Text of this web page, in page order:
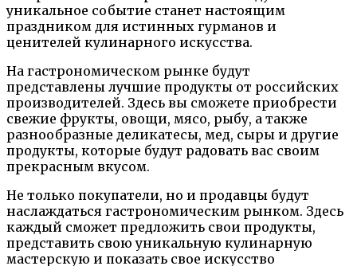
уникальное событие станет настоящим
праздником для истинных гурманов и
ценителей кулинарного искусства.
На гастрономическом рынке будут
представлены лучшие продукты от российских
производителей. Здесь вы сможете приобрести
свежие фрукты, овощи, мясо, рыбу, а также
разнообразные деликатесы, мед, сыры и другие
продукты, которые будут радовать вас своим
прекрасным вкусом.
Не только покупатели, но и продавцы будут
наслаждаться гастрономическим рынком. Здесь
каждый сможет предложить свои продукты,
представить свою уникальную кулинарную
мастерскую и показать свое искусство